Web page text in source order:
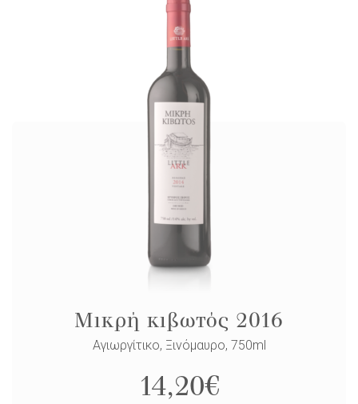
Μικρή κιβωτός 2016
Αγιωργίτικο, Ξινόμαυρο, 750ml
14,20€